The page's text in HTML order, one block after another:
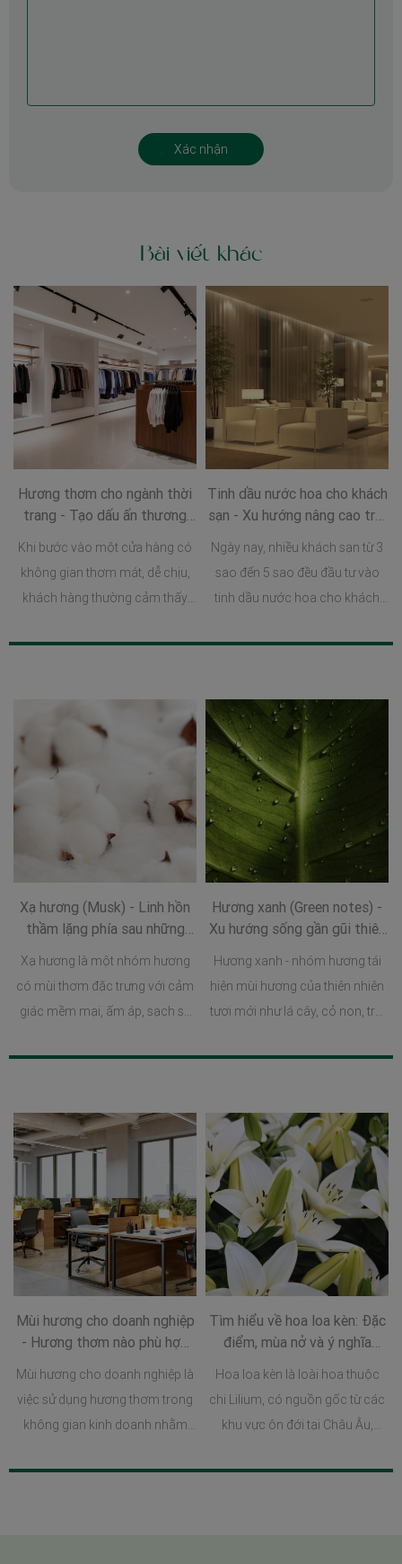
Bài viết khác
Hương thơm cho ngành thời
trang - Tạo dấu ấn thương
hiệu và nâng tầm trải nghiệm
Khi bước vào một cửa hàng có
không gian thơm mát, dễ chịu,
khách hàng thường cảm thấy
nhiều thời gian để tham quan và
Tinh dầu nước hoa cho khách
sạn - Xu hướng nâng cao trải
nghiệm lưu trú hiện đại
Ngày nay, nhiều khách sạn từ 3
sao đến 5 sao đều đầu tư vào
tinh dầu nước hoa cho khách
lược xây dựng hình ảnh thương
khách hàng.
Xạ hương (Musk) - Linh hồn
thầm lặng phía sau những
Xạ hương là một nhóm hương
có mùi thơm đặc trưng với cảm
giác mềm mại, ấm áp, sạch sẽ
tốt.
Hương xanh (Green notes) -
Xu hướng sống gần gũi thiên
Hương xanh - nhóm hương tái
hiện mùi hương của thiên nhiên
tươi mới như lá cây, cỏ non, tre,
vừa đón cơn mưa đầu mùa.
Mùi hương cho doanh nghiệp
- Hương thơm nào phù hợp
Mùi hương cho doanh nghiệp là
việc sử dụng hương thơm trong
không gian kinh doanh nhằm
khách hàng và xây dựng dấu ấn
Tìm hiểu về hoa loa kèn: Đặc
điểm, mùa nở và ý nghĩa
Hoa loa kèn là loài hoa thuộc
chi Lilium, có nguồn gốc từ các
khu vực ôn đới tại Châu Âu,
nhẹ nhàng cùng hương thơm